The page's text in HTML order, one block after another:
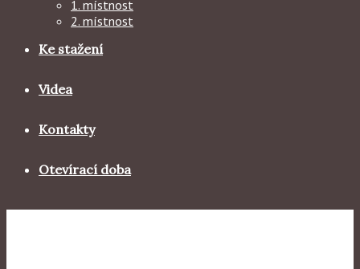
1. místnost
2. místnost
Ke stažení
Videa
Kontakty
Otevírací doba